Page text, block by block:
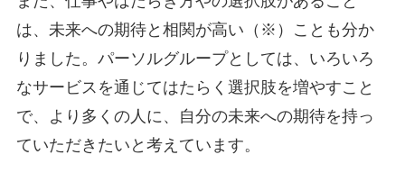
は、未来への期待と相関が高い（※）ことも分か
りました。パーソルグループとしては、いろいろ
なサービスを通じてはたらく選択肢を増やすこと
で、より多くの人に、自分の未来への期待を持っ
ていただきたいと考えています。